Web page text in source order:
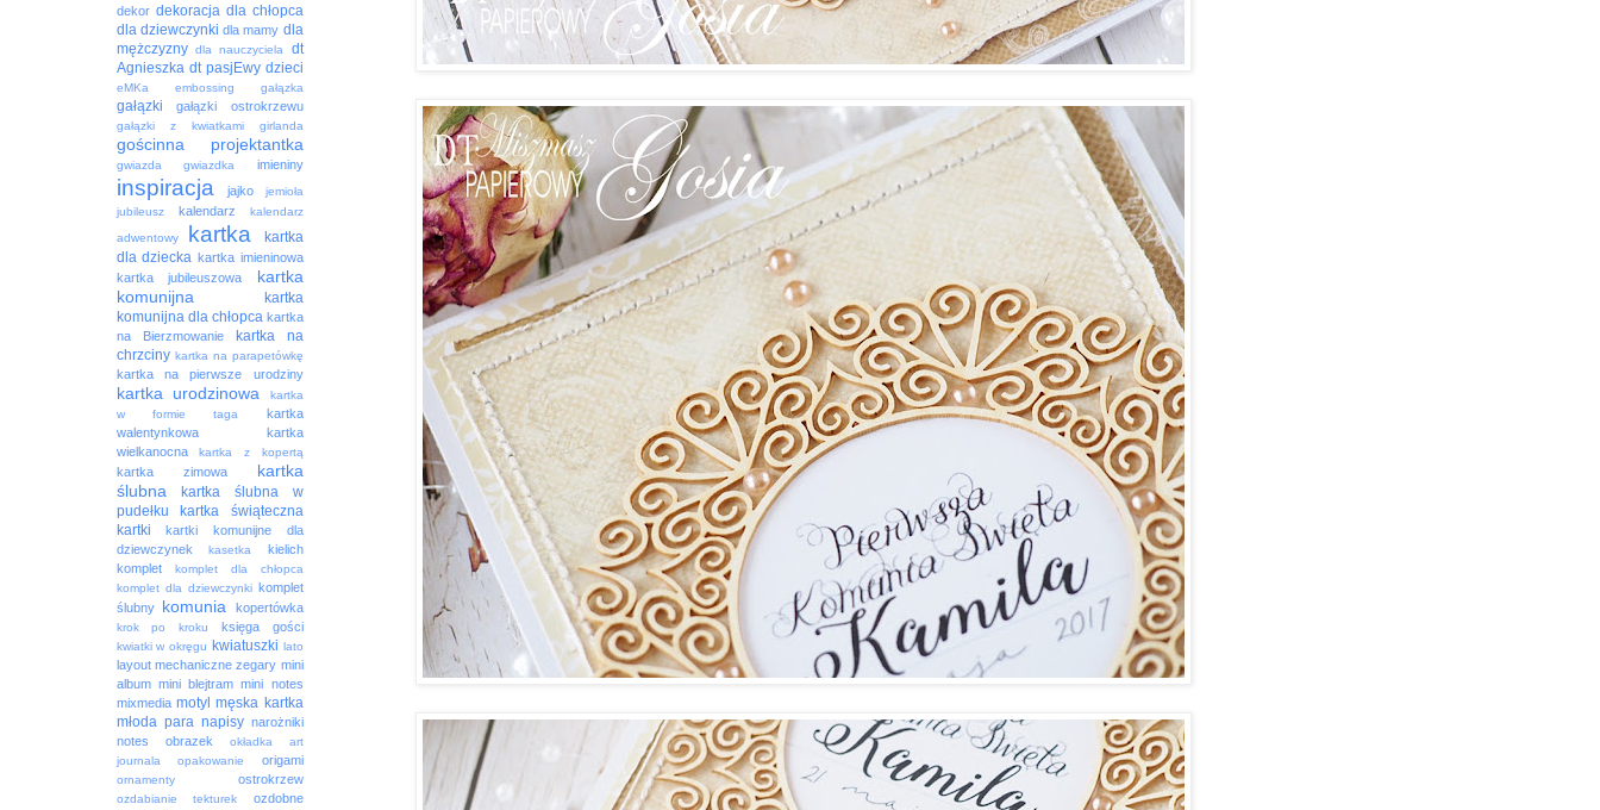
dekor dekoracja dla chłopca
dla dziewczynki dla mamy dla
mężczyzny dla nauczyciela
dt
Agnieszka dt pasjEwy dzieci
eMKa embossing gałązka
gałązki gałązki ostrokrzewu
gałązki z kwiatkami girlanda
gościnna projektantka
gwiazda gwiazdka imieniny
inspiracja jajko
jemioła
jubileusz
kalendarz
kalendarz
adwentowy
kartka
kartka
dla dziecka kartka imieninowa
kartka jubileuszowa
kartka
komunijna
kartka
komunijna dla chłopca kartka
na Bierzmowanie
kartka na
chrzciny kartka na parapetówkę
kartka na pierwsze urodziny
kartka urodzinowa
kartka
w formie taga
kartka
walentynkowa
kartka
wielkanocna
kartka z kopertą
kartka zimowa
kartka
ślubna
kartka ślubna w
pudełku
kartka świąteczna
kartki
kartki komunijne dla
dziewczynek
kasetka
kielich
komplet
komplet dla chłopca
komplet dla dziewczynki komplet
ślubny
komunia kopertówka
krok po kroku księga gości
kwiatki w okręgu kwiatuszki lato
layout mechaniczne zegary mini
album mini blejtram mini notes
mixmedia motyl męska kartka
młoda para napisy narożniki
notes
obrazek
okładka art
journala
opakowanie origami
ornamenty ostrokrzew
ozdabianie tekturek ozdobne